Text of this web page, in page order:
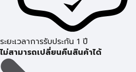
ระยะเวลาการรับประกัน 1 ปี
ไม่สามารถเปลี่ยนคืนสินค้าได้